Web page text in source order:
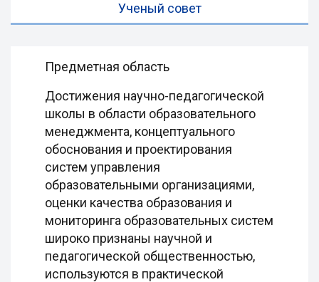
Ученый совет
Предметная область
Достижения научно-педагогической
школы в области образовательного
менеджмента, концептуального
обоснования и проектирования
систем управления
образовательными организациями,
оценки качества образования и
мониторинга образовательных систем
широко признаны научной и
педагогической общественностью,
используются в практической